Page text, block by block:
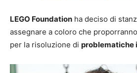
LEGO Foundation ha deciso di
assegnare a coloro che
per la risoluzione di problematiche